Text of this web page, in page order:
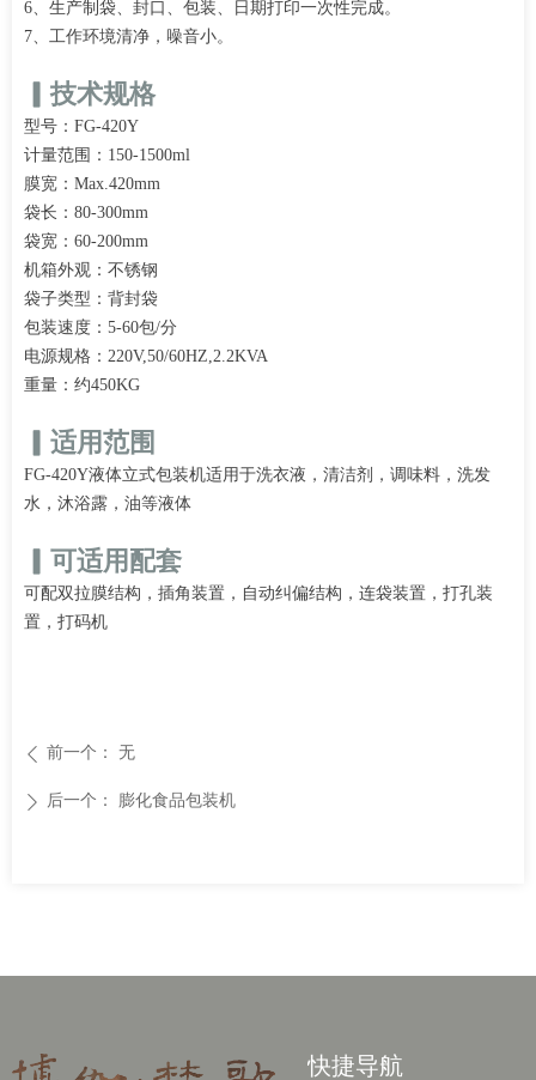
6、生产制袋、封口、包装、日期打印一次性完成。
7、工作环境清净，噪音小。
▎技术规格
型号：FG-420Y
计量范围：150-1500ml
膜宽：Max.420mm
袋长：80-300mm
袋宽：60-200mm
机箱外观：不锈钢
袋子类型：背封袋
包装速度：5-60包/分
电源规格：220V,50/60HZ,2.2KVA
重量：约450KG
▎适用范围
FG-420Y液体立式包装机适用于洗衣液，清洁剂，调味料，洗发
水，沐浴露，油等液体
▎可适用配套
可配双拉膜结构，插角装置，自动纠偏结构，连袋装置，打孔装
置，打码机
ꄴ 前一个： 无
ꄲ 后一个： 膨化食品包装机
快捷导航